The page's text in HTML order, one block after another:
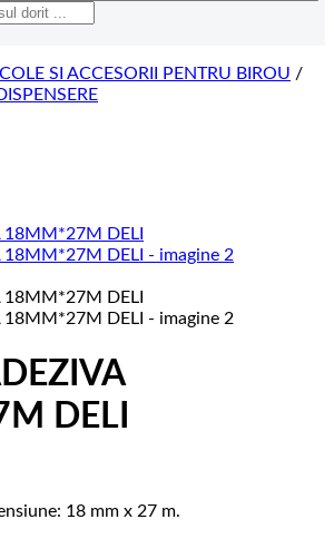
SI ACCESORII PENTRU BIROU /
DELI
18 mm x 27 m.